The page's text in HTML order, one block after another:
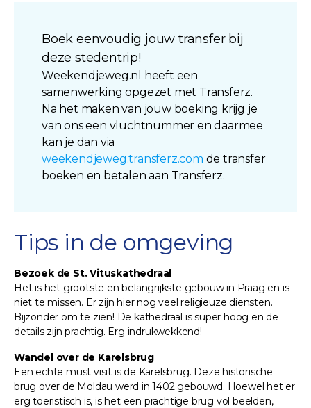
Boek eenvoudig jouw transfer bij
deze stedentrip!
Weekendjeweg.nl heeft een
samenwerking opgezet met Transferz.
Na het maken van jouw boeking krijg je
van ons een vluchtnummer en daarmee
kan je dan via
weekendjeweg.transferz.com de transfer
boeken en betalen aan Transferz.
Tips in de omgeving
Bezoek de St. Vituskathedraal
Het is het grootste en belangrijkste gebouw in Praag en is
niet te missen. Er zijn hier nog veel religieuze diensten.
Bijzonder om te zien! De kathedraal is super hoog en de
details zijn prachtig. Erg indrukwekkend!
Wandel over de Karelsbrug
Een echte must visit is de Karelsbrug. Deze historische
brug over de Moldau werd in 1402 gebouwd. Hoewel het er
erg toeristisch is, is het een prachtige brug vol beelden,